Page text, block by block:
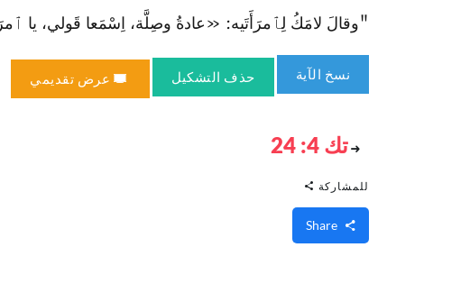
"وقالَ لامَكُ لِٱمرَأَتَيه: «عادةُ وصِلَّة، اِسْمَعا قَولي، يا
نسخ الآية حذف التشكيل عرض تقديمي
تك 4: 24
للمشاركة